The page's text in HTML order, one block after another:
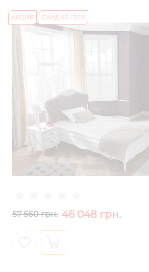
АКЦИЯ СКИДКА -20%
57 560 грн. 46 048 грн.